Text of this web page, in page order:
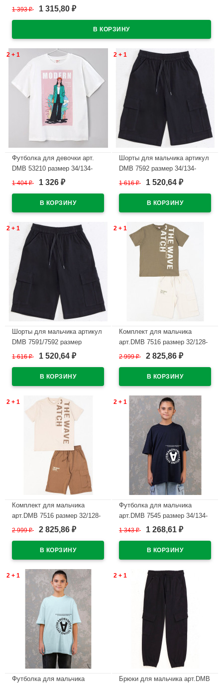
В наличии
1 393₽ 1 315,80 ₽
2 + 1
Футболка для девочки арт.
DMB 53210 размер 34/134-
44/164 цвет пыльная роза
1 404₽ 1 326 ₽
2 + 1
Шорты для мальчика артикул
DMB 7592 размер 34/134-
44/164 цвет темно-синий
1 616₽ 1 520,64 ₽
2 + 1
Шорты для мальчика артикул
DMB 7591/7592 размер
34/134-44/164 цвет черный
1 616₽ 1 520,64 ₽
2 + 1
Комплект для мальчика
арт.DMB 7516 размер 32/128-
44/164 (футболка+шорты)
2 999₽ 2 825,86 ₽
2 + 1
Комплект для мальчика
арт.DMB 7516 размер 32/128-
44/164 (футболка+шорты)
2 999₽ 2 825,86 ₽
2 + 1
Футболка для мальчика
арт.DMB 7545 размер 34/134-
44/164 цвет темно-синий
1 343₽ 1 268,61 ₽
2 + 1
Футболка для мальчика
2 + 1
Брюки для мальчика арт.DMB